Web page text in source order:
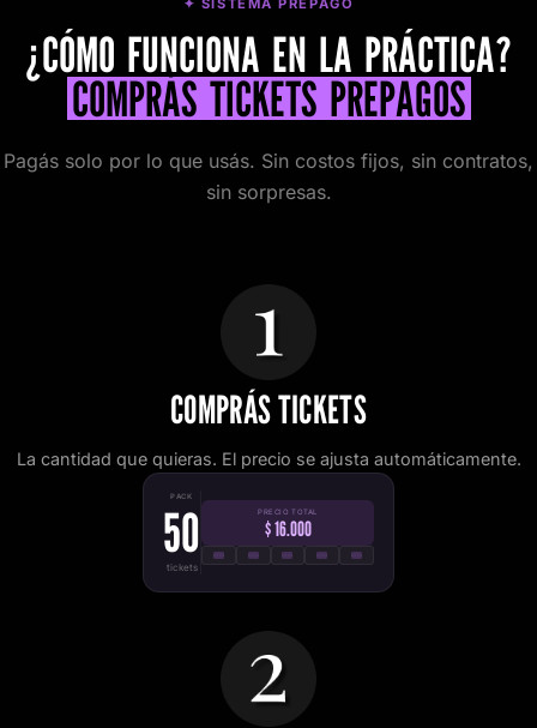
✦ SISTEMA PREPAGO
¿CÓMO FUNCIONA EN LA PRÁCTICA?
COMPRÁS TICKETS PREPAGOS
Pagás solo por lo que usás. Sin costos fijos, sin contratos,
sin sorpresas.
COMPRÁS TICKETS
La cantidad que quieras. El precio se ajusta automáticamente.
PACK
50
tickets
PRECIO TOTAL
$ 16.000